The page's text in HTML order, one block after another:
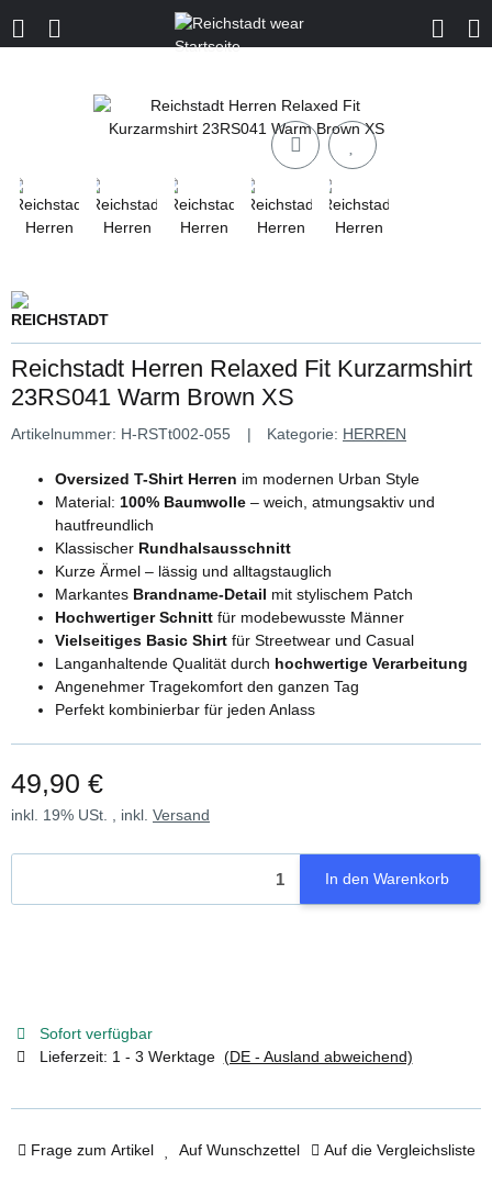
Reichstadt Herren Relaxed Fit Kurzarmshirt
23RS041 Warm Brown XS
Artikelnummer: H-RSTt002-055 Kategorie: HERREN
Oversized T-Shirt Herren im modernen Urban Style
Material: 100% Baumwolle – weich, atmungsaktiv und
hautfreundlich
Klassischer Rundhalsausschnitt
Kurze Ärmel – lässig und alltagstauglich
Markantes Brandname-Detail mit stylischem Patch
Hochwertiger Schnitt für modebewusste Männer
Vielseitiges Basic Shirt für Streetwear und Casual
Langanhaltende Qualität durch hochwertige Verarbeitung
Angenehmer Tragekomfort den ganzen Tag
Perfekt kombinierbar für jeden Anlass
49,90 €
inkl. 19% USt. , inkl. Versand
In den Warenkorb
Sofort verfügbar
Lieferzeit: 1 - 3 Werktage (DE - Ausland abweichend)
Frage zum Artikel Auf Wunschzettel Auf die Vergleichsliste